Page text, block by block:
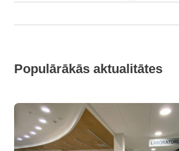
Populārākās aktualitātes